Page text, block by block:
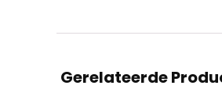
Gerelateerde